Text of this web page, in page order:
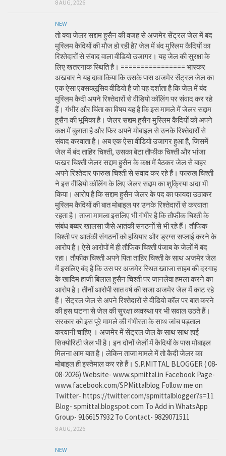
8 AUG, 2026
NEW
तो क्या जेलर सद्दाम हुसैन की वजह से अजमेर सेंट्रल जेल में बंद
मुस्लिम कैदियों की मौज हो रही है? जेल में बंद मुस्लिम कैदियों का
रिश्तेदारों से संवाद वाला वीडियो उजागर। यह जेल की सुरक्षा के
लिए खतरनाक स्थिति है। ================ भास्कर
अखबार ने यह दावा किया कि उसके पास अजमेर सेंट्रल जेल का
एक ऐसा एक्सक्लूसिव वीडियो है जो यह दर्शाता है कि जेल में बंद
मुस्लिम कैदी अपने रिश्तेदारों से वीडियो कॉलिंग पर संवाद कर रहे
हैं। गंभीर और चिंता का विषय यह है कि इस मामले में जेलर सद्दाम
हुसैन की भूमिका है। जेलर सद्दाम हुसैन मुस्लिम कैदियों को अपने
कक्ष में बुलाता है और फिर अपने मोबाइल से उनके रिश्तेदारों से
संवाद करवाता है। अब एक ऐसा वीडियो उजागर हुआ है, जिसमें
जेल में बंद ताहिर चिश्ती, उसका बेटा तौफीक चिश्ती और भांजा
फखर चिश्ती जेलर सद्दाम हुसैन के कक्ष में बैठकर जेल से बाहर
अपने रिश्तेदार फारुख चिश्ती से संवाद कर रहे हैं। फारुख चिश्ती
ने इस वीडियो कॉलिंग के लिए जेलर सद्दाम का शुक्रिया अदा भी
किया। आरोप है कि सद्दाम हुसैन जेलर के पद का फायदा उठाकर
मुस्लिम कैदियों की बात मोबाइल पर उनके रिश्तेदारों से करवाता
रहता है। ताजा मामला इसलिए भी गंभीर है कि तौफीक चिश्ती के
संबंध बब्बर खालसा जैसे आतंकी संगठनों से भी रहे हैं। तौफिक
चिश्ती पर आतंकी संगठनों को हथियार और ड्रग्स सप्लाई करने के
आरोप है। ऐसे आरोपों में ही तौफिक चिश्ती पंजाब के जेलों में बंद
रहा। तौफीक चिश्ती अपने पिता ताहिर चिश्ती के साथ अजमेर जेल
में इसलिए बंद है कि उस पर अजमेर स्थित ख्वाजा साहब की दरगाह
के खादिम हाजी बिलाल हुसैन चिश्ती पर जानलेवा हमला करने का
आरोप है। तीनों आरोपी सात वर्ष की सजा अजमेर जेल में काट रहे
हैं। सेंट्रल जेल से अपने रिश्तेदारों से वीडियो कॉल पर बात करने
की इस घटना से जेल की सुरक्षा व्यवस्था पर भी सवाल उठते हैं।
सरकार को इस पूरे मामले की गंभीरता के साथ जांच पड़ताल
करवानी चाहिए । अजमेर में सेंट्रल जेल के साथ साथ हाई
सिक्योरिटी जेल भी है। इन दोनों जेलों में कैदियों के पास मोबाइल
मिलना आम बात है। लेकिन ताजा मामले में तो कैदी जेलर का
मोबाइल ही इस्तेमाल कर रहे हैं। S.P.MITTAL BLOGGER ( 08-
08-2026) Website- www.spmittal.in Facebook Page-
www.facebook.com/SPMittalblog Follow me on
Twitter- https://twitter.com/spmittalblogger?s=11
Blog- spmittal.blogspot.com To Add in WhatsApp
Group- 9166157932 To Contact- 9829071511
8 AUG, 2026
NEW